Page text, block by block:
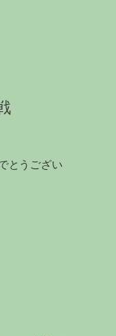
とうござい